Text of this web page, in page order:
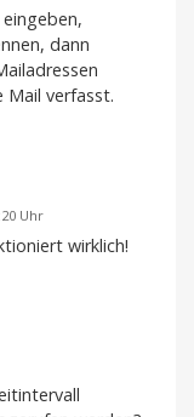
dann
Mail verfasst.
Uhr
wirklich!